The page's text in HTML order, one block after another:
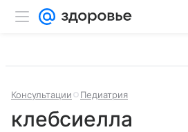
Консультации Педиатрия
клебсиелла